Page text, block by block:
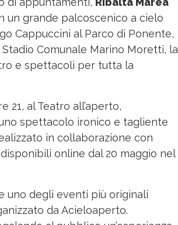
un grande palcoscenico a cielo
Cappuccini al Parco di Ponente,
Comunale Marino Moretti, la
e spettacoli per tutta la
21, al Teatro all’aperto,
spettacolo ironico e tagliente
in collaborazione con
online dal 20 maggio nel
uno degli eventi più originali
da Acieloaperto.